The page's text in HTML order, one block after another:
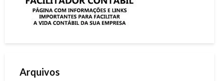
Arquivos